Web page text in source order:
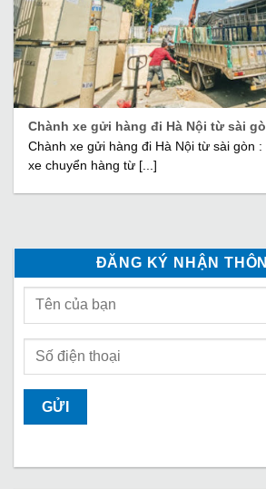
Chành xe gửi hàng đi Hà Nội từ sài
Chành xe gửi hàng đi Hà Nội từ sài gòn
xe chuyển hàng từ [...]
ĐĂNG KÝ NHẬN